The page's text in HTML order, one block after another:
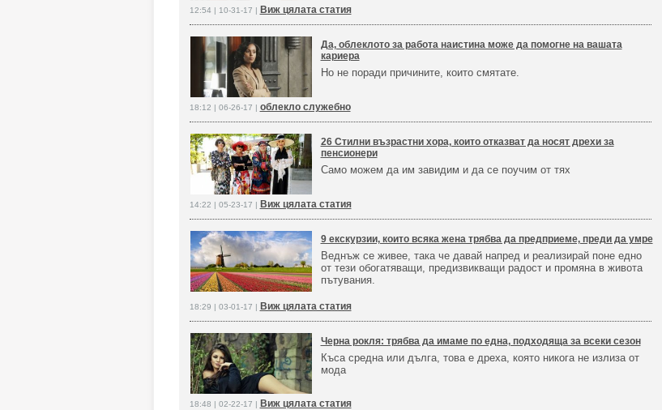
12:54 | 10-31-17 | Виж цялата статия
Да, облеклото за работа наистина може да помогне на вашата
кариера
Но не поради причините, които смятате.
18:12 | 06-26-17 | облекло служебно
26 Стилни възрастни хора, които отказват да носят дрехи за
пенсионери
Само можем да им завидим и да се поучим от тях
14:22 | 05-23-17 | Виж цялата статия
9 екскурзии, които всяка жена трябва да предприеме, преди да умре
Веднъж се живее, така че давай напред и реализирай поне едно
от тези обогатяващи, предизвикващи радост и промяна в живота
пътувания.
18:29 | 03-01-17 | Виж цялата статия
Черна рокля: трябва да имаме по една, подходяща за всеки сезон
Къса средна или дълга, това е дреха, която никога не излиза от
мода
18:48 | 02-22-17 | Виж цялата статия